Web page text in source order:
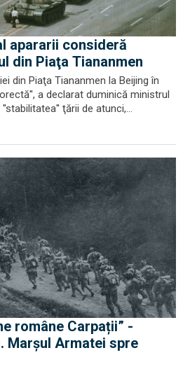
apararii consideră
din Piaţa Tiananmen
din Piaţa Tiananmen la Beijing în
a declarat duminică ministrul
ţării de atunci,...
române Carpații” -
Marșul Armatei spre